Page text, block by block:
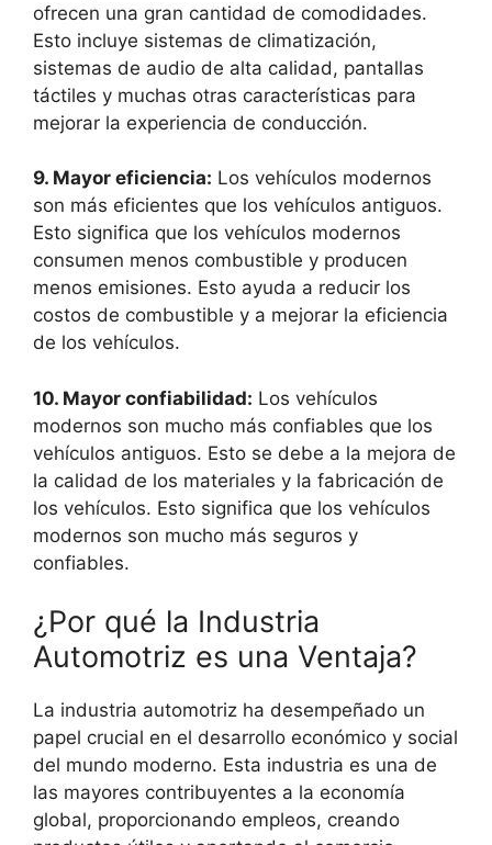
ofrecen una gran cantidad de comodidades.
Esto incluye sistemas de climatización,
sistemas de audio de alta calidad, pantallas
táctiles y muchas otras características para
mejorar la experiencia de conducción.
9. Mayor eficiencia: Los vehículos modernos
son más eficientes que los vehículos antiguos.
Esto significa que los vehículos modernos
consumen menos combustible y producen
menos emisiones. Esto ayuda a reducir los
costos de combustible y a mejorar la eficiencia
de los vehículos.
10. Mayor confiabilidad: Los vehículos
modernos son mucho más confiables que los
vehículos antiguos. Esto se debe a la mejora de
la calidad de los materiales y la fabricación de
los vehículos. Esto significa que los vehículos
modernos son mucho más seguros y
confiables.
¿Por qué la Industria
Automotriz es una Ventaja?
La industria automotriz ha desempeñado un
papel crucial en el desarrollo económico y social
del mundo moderno. Esta industria es una de
las mayores contribuyentes a la economía
global, proporcionando empleos, creando